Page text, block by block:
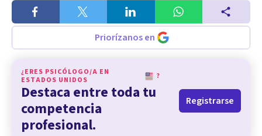
Priorízanos en
¿ERES PSICÓLOGO/A EN
ESTADOS UNIDOS
?
Destaca entre toda tu
competencia
profesional.
Registrarse